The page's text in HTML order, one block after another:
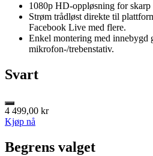
1080p HD-oppløsning for
Strøm trådløst direkte til
Facebook Live med flere.
Enkel montering med innebygd
mikrofon-/trebenstativ.
Svart
4 499,00 kr
Kjøp nå
Begrens valget